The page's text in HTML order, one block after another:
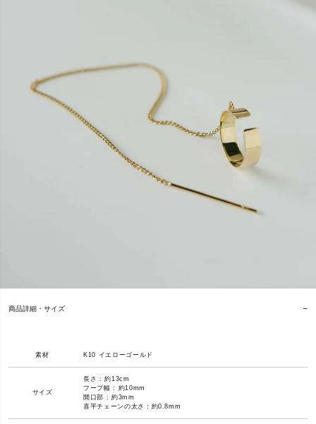
商品詳細・サイズ
素材 K10 イエローゴールド
サイズ
長さ : 約13cm
フープ幅 : 約10mm
開口部 : 約3mm
喜平チェーンの太さ：約0.8mm